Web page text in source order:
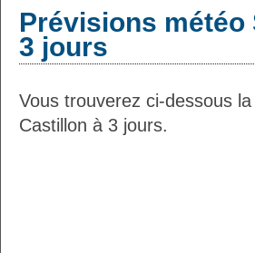
Prévisions météo
3 jours
Vous trouverez ci-dessous
Castillon à 3 jours.